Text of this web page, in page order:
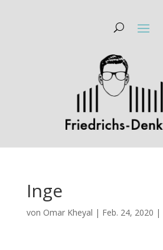
Inge
von Omar Kheyal | Feb. 24, 2020 |